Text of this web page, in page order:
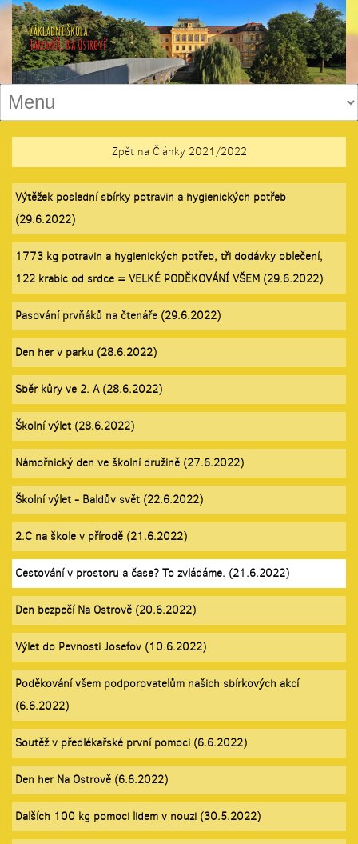
Zpět na Články 2021/2022
Výtěžek poslední sbírky potravin a hygienických potřeb
(29.6.2022)
1773 kg potravin a hygienických potřeb, tři dodávky oblečení,
122 krabic od srdce = VELKÉ PODĚKOVÁNÍ VŠEM (29.6.2022)
Pasování prvňáků na čtenáře (29.6.2022)
Den her v parku (28.6.2022)
Sběr kůry ve 2. A (28.6.2022)
Školní výlet (28.6.2022)
Námořnický den ve školní družině (27.6.2022)
Školní výlet - Baldův svět (22.6.2022)
2.C na škole v přírodě (21.6.2022)
Cestování v prostoru a čase? To zvládáme. (21.6.2022)
Den bezpečí Na Ostrově (20.6.2022)
Výlet do Pevnosti Josefov (10.6.2022)
Poděkování všem podporovatelům našich sbírkových akcí
(6.6.2022)
Soutěž v předlékařské první pomoci (6.6.2022)
Den her Na Ostrově (6.6.2022)
Dalších 100 kg pomoci lidem v nouzi (30.5.2022)